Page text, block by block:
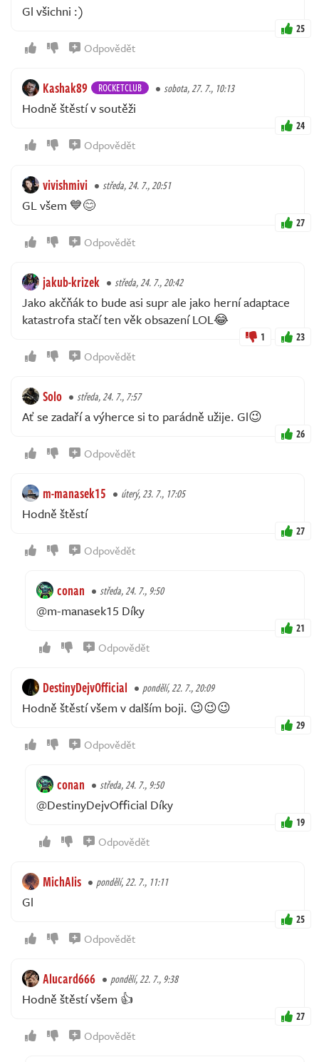
Gl všichni :)
25
Odpovědět
Kashak89 ROCKETCLUB sobota, 27. 7., 10:13
Hodně štěstí v soutěži
24
Odpovědět
vivishmivi středa, 24. 7., 20:51
GL všem 💙😊
27
Odpovědět
jakub-krizek středa, 24. 7., 20:42
Jako akčňák to bude asi supr ale jako herní adaptace
katastrofa stačí ten věk obsazení LOL😂
1 23
Odpovědět
Solo středa, 24. 7., 7:57
Ať se zadaří a výherce si to parádně užije. Gl😉
26
Odpovědět
m-manasek15 úterý, 23. 7., 17:05
Hodně štěstí
27
Odpovědět
conan středa, 24. 7., 9:50
@m-manasek15 Díky
21
Odpovědět
DestinyDejvOfficial pondělí, 22. 7., 20:09
Hodně štěstí všem v dalším boji. 😉😉😉
29
Odpovědět
conan středa, 24. 7., 9:50
@DestinyDejvOfficial Díky
19
Odpovědět
MichAlis pondělí, 22. 7., 11:11
Gl
25
Odpovědět
Alucard666 pondělí, 22. 7., 9:38
Hodně štěstí všem 👍
27
Odpovědět